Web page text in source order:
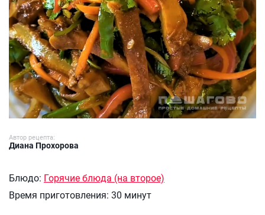
Автор рецепта:
Диана Прохорова
Блюдо: Горячие блюда (на второе)
Время приготовления: 30 минут